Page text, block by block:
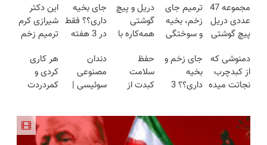
مجموعه 47
عددی دریل
پیچ گوشتی
(تخفیف به
مدت
محدود)
ترمیم جای
زخم، بخیه
و سوختگی
هفته!!😍
دریل و پیچ
گوشتی
همه‌کاره با
هوشمند ⚙️
(نصف
قیمت بازار
جای بخیه
داری؟؟ فقط
در 3 هفته
کن!😍
این دکتر
شیرازی کرم
ترمیم زخم
ساخت!!!
دمنوشی که
از کبدچرب
نجاتت میده
بخر!
جای زخم و
بخیه
داری؟؟ 3
حفظ
سلامت
کبدت از
دندان
مصنوعی
سوئیسی |
طبیعی!
ویزیت
هر کاری
کردی و
کمردردت
پرسشنامه و
دریافت راه